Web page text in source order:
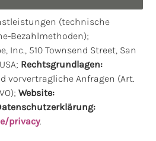
(technische
Bezahlmethoden);
Inc., 510 Townsend Street, San
Rechtsgrundlagen:
vorvertragliche Anfragen (Art.
Website:
privacy.